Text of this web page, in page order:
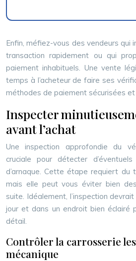
Enfin, méfiez-vous des vendeurs qui
transaction rapidement ou qui
paiement inhabituels. Une vente
temps à l’acheteur de faire ses
méthodes de paiement sécurisées
Inspecter
avant l’achat
Une inspection approfondie du
cruciale pour détecter
d’arnaque. Cette étape requiert du
mais elle peut vous éviter bien
suite. Idéalement, l’inspection
jour et dans un endroit bien éclairé
détail.
Contrôler la carrosserie
mécanique